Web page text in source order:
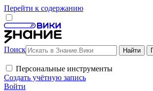
Перейти к содержанию
Поиск
Персональные инструменты
Создать учётную запись
Войти